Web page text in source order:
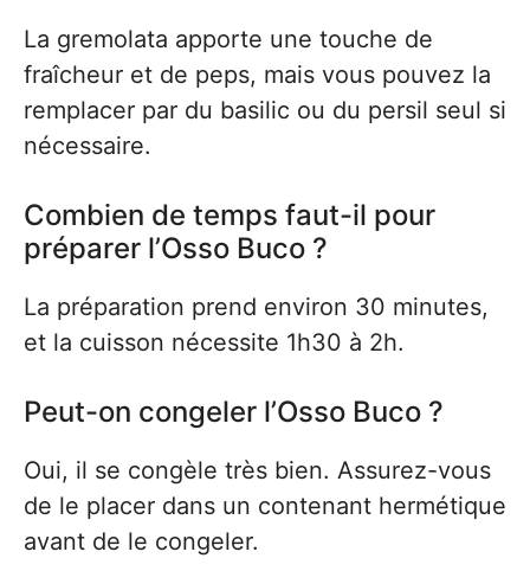
La gremolata apporte une touche de
fraîcheur et de peps, mais vous pouvez la
remplacer par du basilic ou du persil seul si
nécessaire.
Combien de temps faut-il pour
préparer l’Osso Buco ?
La préparation prend environ 30 minutes,
et la cuisson nécessite 1h30 à 2h.
Peut-on congeler l’Osso Buco ?
Oui, il se congèle très bien. Assurez-vous
de le placer dans un contenant hermétique
avant de le congeler.